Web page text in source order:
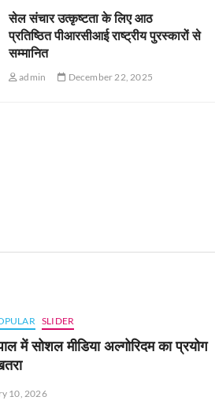
सेल संचार उत्कृष्टता के लिए आठ
प्रतिष्ठित पीआरसीआई राष्ट्रीय पुरस्कारों से
सम्मानित
admin December 22, 2025
SLIDER
में सोशल मीडिया अल्गोरिदम का प्रयोग
10, 2026